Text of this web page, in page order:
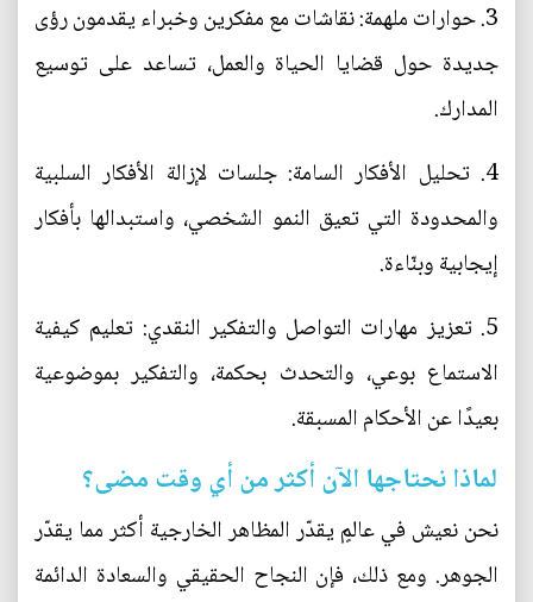
3. حوارات ملهمة: نقاشات مع مفكرين وخبراء يقدمون رؤى
جديدة حول قضايا الحياة والعمل، تساعد على توسيع
المدارك.
4. تحليل الأفكار السامة: جلسات لإزالة الأفكار السلبية
والمحدودة التي تعيق النمو الشخصي، واستبدالها بأفكار
إيجابية وبنّاءة.
5. تعزيز مهارات التواصل والتفكير النقدي: تعليم كيفية
الاستماع بوعي، والتحدث بحكمة، والتفكير بموضوعية
بعيدًا عن الأحكام المسبقة.
لماذا نحتاجها الآن أكثر من أي وقت مضى؟
نحن نعيش في عالمٍ يقدّر المظاهر الخارجية أكثر مما يقدّر
الجوهر. ومع ذلك، فإن النجاح الحقيقي والسعادة الدائمة